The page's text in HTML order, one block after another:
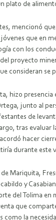
plato de
mencionó
que en
con los
proyecto
consideran se
hizo presencia
junto al
de
tras evaluar
hacer
durante este
Mariquita,
y
del Tolima en
que
como la